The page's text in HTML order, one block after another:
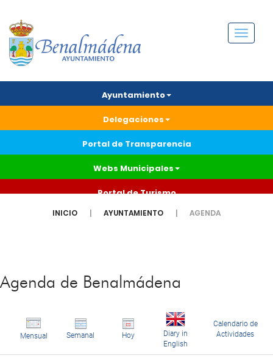
Menú
Ayuntamiento
Delegaciones
Portal de Transparencia
Webs Municipales
Portal de Turismo
INICIO AYUNTAMIENTO AGENDA
Agenda de Benalmádena
Mensual Semanal Hoy
Diary in
English
Calendario de
Actividades